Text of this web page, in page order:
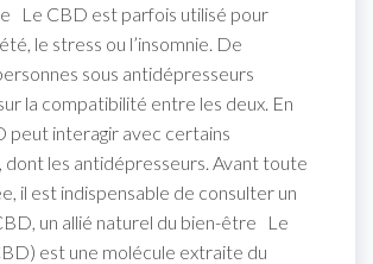
Le CBD est parfois utilisé pour
le stress ou l’insomnie. De
sous antidépresseurs
la compatibilité entre les deux. En
peut interagir avec certains
dont les antidépresseurs. Avant toute
il est indispensable de consulter un
un allié naturel du bien-être Le
est une molécule extraite du